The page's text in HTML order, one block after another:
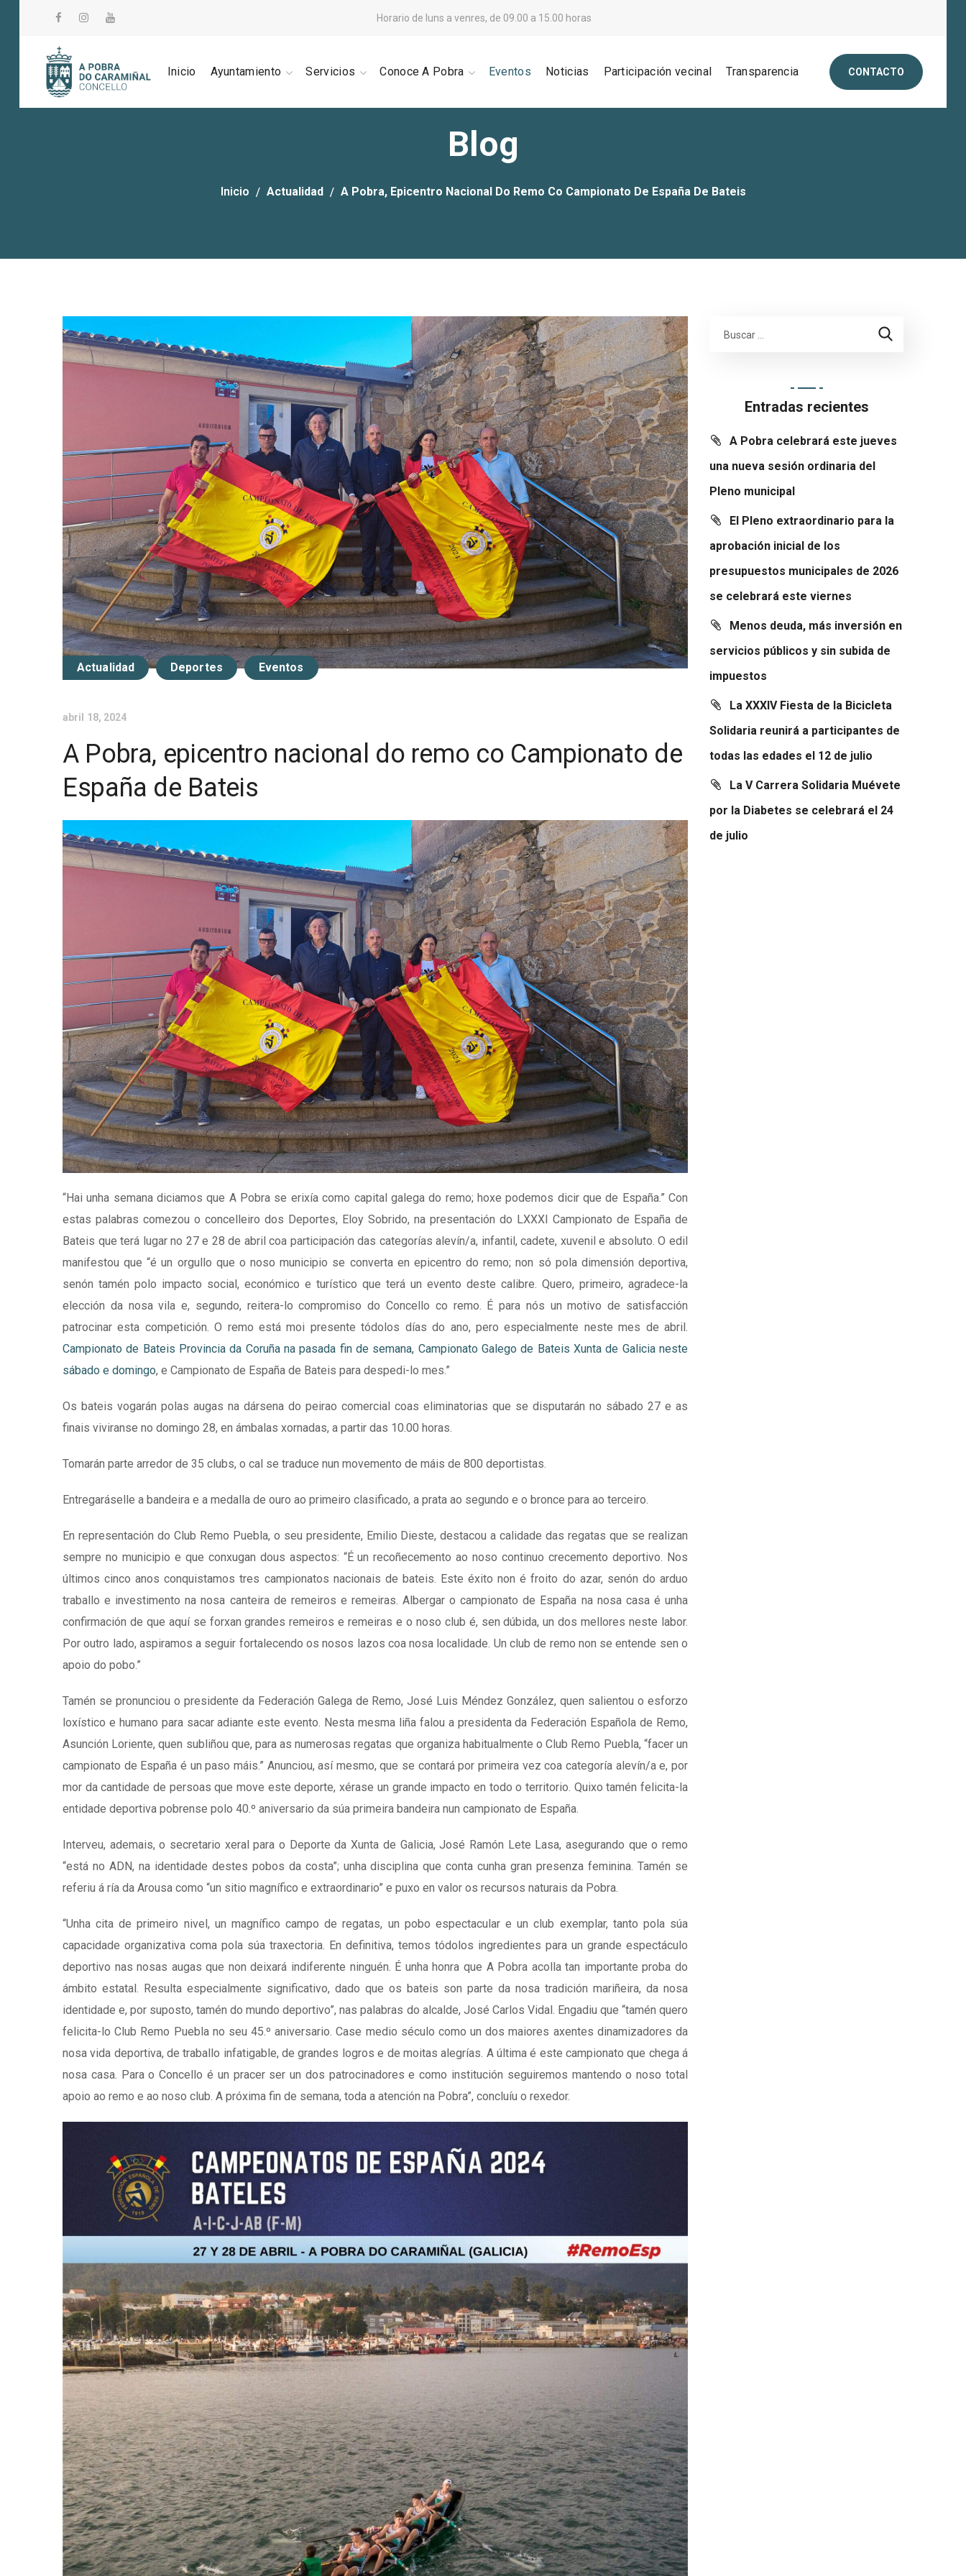
Horario de luns a venres, de 09.00 a 15.00 horas
Inicio Ayuntamiento Servicios Conoce A Pobra Eventos Noticias Participación vecinal Transparencia CONTACTO
Blog
Inicio Actualidad A Pobra, Epicentro Nacional Do Remo Co Campionato De España De Bateis
Actualidad Deportes Eventos
abril 18, 2024
A Pobra, epicentro nacional do remo co Campionato de
España de Bateis
“Hai unha semana diciamos que A Pobra se erixía como capital galega do remo; hoxe podemos dicir que de España.” Con
estas palabras comezou o concelleiro dos Deportes, Eloy Sobrido, na presentación do LXXXI Campionato de España de
Bateis que terá lugar no 27 e 28 de abril coa participación das categorías alevín/a, infantil, cadete, xuvenil e absoluto. O edil
manifestou que “é un orgullo que o noso municipio se converta en epicentro do remo; non só pola dimensión deportiva,
senón tamén polo impacto social, económico e turístico que terá un evento deste calibre. Quero, primeiro, agradece-la
elección da nosa vila e, segundo, reitera-lo compromiso do Concello co remo. É para nós un motivo de satisfacción
patrocinar esta competición. O remo está moi presente tódolos días do ano, pero especialmente neste mes de abril.
Campionato de Bateis Provincia da Coruña na pasada fin de semana, Campionato Galego de Bateis Xunta de Galicia neste
sábado e domingo, e Campionato de España de Bateis para despedi-lo mes.”
Os bateis vogarán polas augas na dársena do peirao comercial coas eliminatorias que se disputarán no sábado 27 e as
finais viviranse no domingo 28, en ámbalas xornadas, a partir das 10.00 horas.
Tomarán parte arredor de 35 clubs, o cal se traduce nun movemento de máis de 800 deportistas.
Entregaráselle a bandeira e a medalla de ouro ao primeiro clasificado, a prata ao segundo e o bronce para ao terceiro.
En representación do Club Remo Puebla, o seu presidente, Emilio Dieste, destacou a calidade das regatas que se realizan
sempre no municipio e que conxugan dous aspectos: “É un recoñecemento ao noso continuo crecemento deportivo. Nos
últimos cinco anos conquistamos tres campionatos nacionais de bateis. Este éxito non é froito do azar, senón do arduo
traballo e investimento na nosa canteira de remeiros e remeiras. Albergar o campionato de España na nosa casa é unha
confirmación de que aquí se forxan grandes remeiros e remeiras e o noso club é, sen dúbida, un dos mellores neste labor.
Por outro lado, aspiramos a seguir fortalecendo os nosos lazos coa nosa localidade. Un club de remo non se entende sen o
apoio do pobo.”
Tamén se pronunciou o presidente da Federación Galega de Remo, José Luis Méndez González, quen salientou o esforzo
loxístico e humano para sacar adiante este evento. Nesta mesma liña falou a presidenta da Federación Española de Remo,
Asunción Loriente, quen subliñou que, para as numerosas regatas que organiza habitualmente o Club Remo Puebla, “facer un
campionato de España é un paso máis.” Anunciou, así mesmo, que se contará por primeira vez coa categoría alevín/a e, por
mor da cantidade de persoas que move este deporte, xérase un grande impacto en todo o territorio. Quixo tamén felicita-la
entidade deportiva pobrense polo 40.º aniversario da súa primeira bandeira nun campionato de España.
Interveu, ademais, o secretario xeral para o Deporte da Xunta de Galicia, José Ramón Lete Lasa, asegurando que o remo
“está no ADN, na identidade destes pobos da costa”; unha disciplina que conta cunha gran presenza feminina. Tamén se
referiu á ría da Arousa como “un sitio magnífico e extraordinario” e puxo en valor os recursos naturais da Pobra.
“Unha cita de primeiro nivel, un magnífico campo de regatas, un pobo espectacular e un club exemplar, tanto pola súa
capacidade organizativa coma pola súa traxectoria. En definitiva, temos tódolos ingredientes para un grande espectáculo
deportivo nas nosas augas que non deixará indiferente ninguén. É unha honra que A Pobra acolla tan importante proba do
ámbito estatal. Resulta especialmente significativo, dado que os bateis son parte da nosa tradición mariñeira, da nosa
identidade e, por suposto, tamén do mundo deportivo”, nas palabras do alcalde, José Carlos Vidal. Engadiu que “tamén quero
felicita-lo Club Remo Puebla no seu 45.º aniversario. Case medio século como un dos maiores axentes dinamizadores da
nosa vida deportiva, de traballo infatigable, de grandes logros e de moitas alegrías. A última é este campionato que chega á
nosa casa. Para o Concello é un pracer ser un dos patrocinadores e como institución seguiremos mantendo o noso total
apoio ao remo e ao noso club. A próxima fin de semana, toda a atención na Pobra”, concluíu o rexedor.
Entradas recientes
A Pobra celebrará este jueves
una nueva sesión ordinaria del
Pleno municipal
El Pleno extraordinario para la
aprobación inicial de los
presupuestos municipales de 2026
se celebrará este viernes
Menos deuda, más inversión en
servicios públicos y sin subida de
impuestos
La XXXIV Fiesta de la Bicicleta
Solidaria reunirá a participantes de
todas las edades el 12 de julio
La V Carrera Solidaria Muévete
por la Diabetes se celebrará el 24
de julio